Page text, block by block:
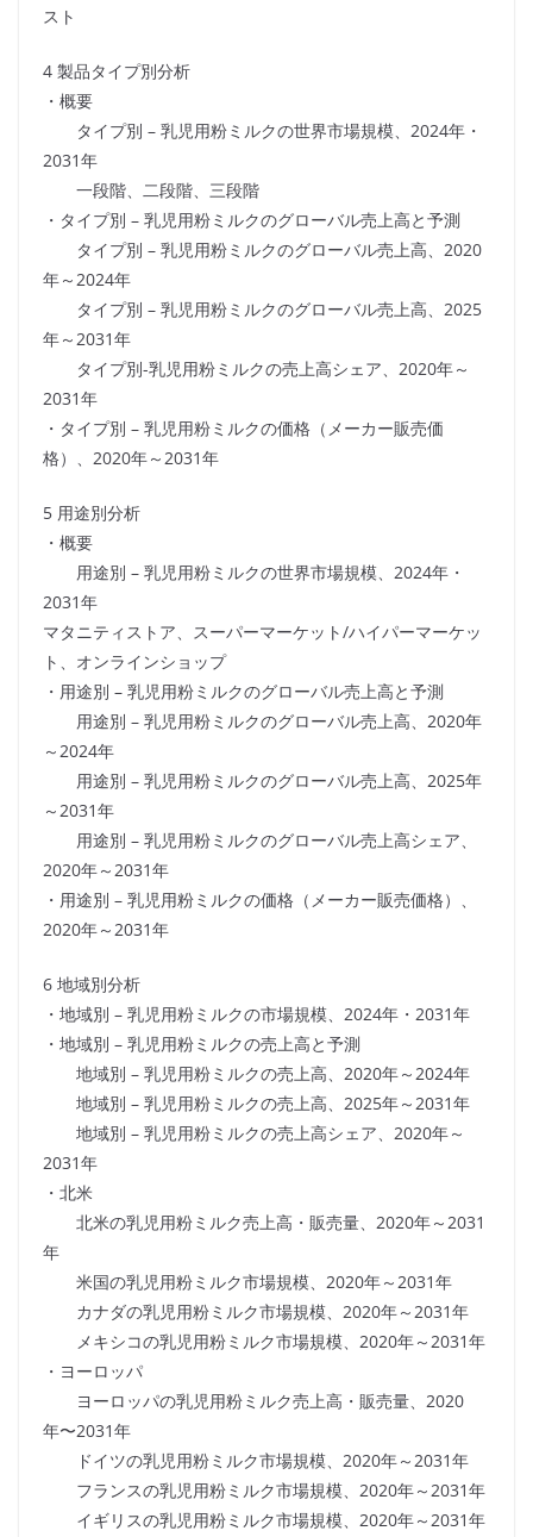
スト
4 製品タイプ別分析
・概要
タイプ別 – 乳児用粉ミルクの世界市場規模、2024年・
2031年
一段階、二段階、三段階
・タイプ別 – 乳児用粉ミルクのグローバル売上高と予測
タイプ別 – 乳児用粉ミルクのグローバル売上高、2020
年～2024年
タイプ別 – 乳児用粉ミルクのグローバル売上高、2025
年～2031年
タイプ別-乳児用粉ミルクの売上高シェア、2020年～
2031年
・タイプ別 – 乳児用粉ミルクの価格（メーカー販売価
格）、2020年～2031年
5 用途別分析
・概要
用途別 – 乳児用粉ミルクの世界市場規模、2024年・
2031年
マタニティストア、スーパーマーケット/ハイパーマーケッ
ト、オンラインショップ
・用途別 – 乳児用粉ミルクのグローバル売上高と予測
用途別 – 乳児用粉ミルクのグローバル売上高、2020年
～2024年
用途別 – 乳児用粉ミルクのグローバル売上高、2025年
～2031年
用途別 – 乳児用粉ミルクのグローバル売上高シェア、
2020年～2031年
・用途別 – 乳児用粉ミルクの価格（メーカー販売価格）、
2020年～2031年
6 地域別分析
・地域別 – 乳児用粉ミルクの市場規模、2024年・2031年
・地域別 – 乳児用粉ミルクの売上高と予測
地域別 – 乳児用粉ミルクの売上高、2020年～2024年
地域別 – 乳児用粉ミルクの売上高、2025年～2031年
地域別 – 乳児用粉ミルクの売上高シェア、2020年～
2031年
・北米
北米の乳児用粉ミルク売上高・販売量、2020年～2031
年
米国の乳児用粉ミルク市場規模、2020年～2031年
カナダの乳児用粉ミルク市場規模、2020年～2031年
メキシコの乳児用粉ミルク市場規模、2020年～2031年
・ヨーロッパ
ヨーロッパの乳児用粉ミルク売上高・販売量、2020
年〜2031年
ドイツの乳児用粉ミルク市場規模、2020年～2031年
フランスの乳児用粉ミルク市場規模、2020年～2031年
イギリスの乳児用粉ミルク市場規模、2020年～2031年